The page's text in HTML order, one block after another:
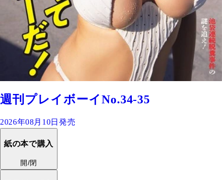
週刊プレイボーイNo.34-35
2026年08月10日発売
紙の本で購入
開/閉